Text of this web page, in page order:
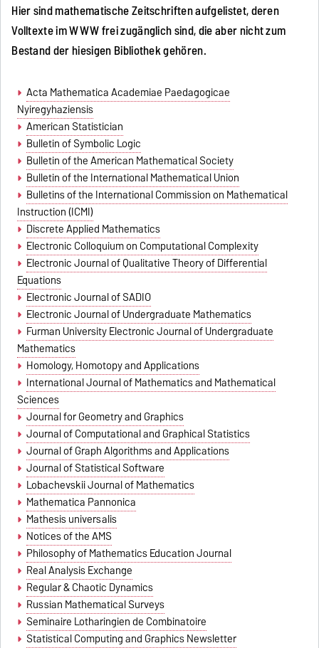
Hier sind mathematische Zeitschriften aufgelistet, deren
Volltexte im WWW frei zugänglich sind, die aber nicht zum
Bestand der hiesigen Bibliothek gehören.
Acta Mathematica Academiae Paedagogicae
Nyiregyhaziensis
American Statistician
Bulletin of Symbolic Logic
Bulletin of the American Mathematical Society
Bulletin of the International Mathematical Union
Bulletins of the International Commission on Mathematical
Instruction (ICMI)
Discrete Applied Mathematics
Electronic Colloquium on Computational Complexity
Electronic Journal of Qualitative Theory of Differential
Equations
Electronic Journal of SADIO
Electronic Journal of Undergraduate Mathematics
Furman University Electronic Journal of Undergraduate
Mathematics
Homology, Homotopy and Applications
International Journal of Mathematics and Mathematical
Sciences
Journal for Geometry and Graphics
Journal of Computational and Graphical Statistics
Journal of Graph Algorithms and Applications
Journal of Statistical Software
Lobachevskii Journal of Mathematics
Mathematica Pannonica
Mathesis universalis
Notices of the AMS
Philosophy of Mathematics Education Journal
Real Analysis Exchange
Regular & Chaotic Dynamics
Russian Mathematical Surveys
Seminaire Lotharingien de Combinatoire
Statistical Computing and Graphics Newsletter